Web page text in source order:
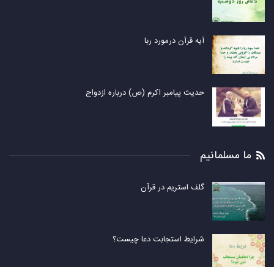
آیه قرآن درمورد ربا
حدیث پیامبر اکرم (ص) درباره ازدواج
ما مسلمانیم
گلف استریم در قرآن
شرایط استجابت دعا چیست؟